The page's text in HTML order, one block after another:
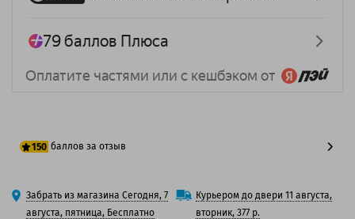
150 баллов за отзыв
125 баллов
150 баллов
Забрать из магазина Сегодня, 7
августа, пятница, Бесплатно
Курьером до двери 11 августа,
вторник, 377 р.